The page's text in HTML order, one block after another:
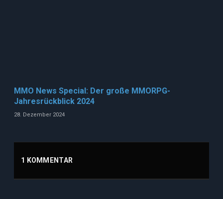
MMO News Special: Der große MMORPG-
Jahresrückblick 2024
28. Dezember 2024
1 KOMMENTAR